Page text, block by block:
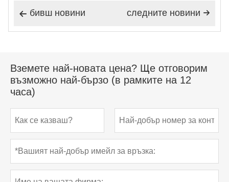
 бивш новини 
следните новини
Вземете най-новата цена? Ще отговорим
възможно най-бързо (в рамките на 12
часа)